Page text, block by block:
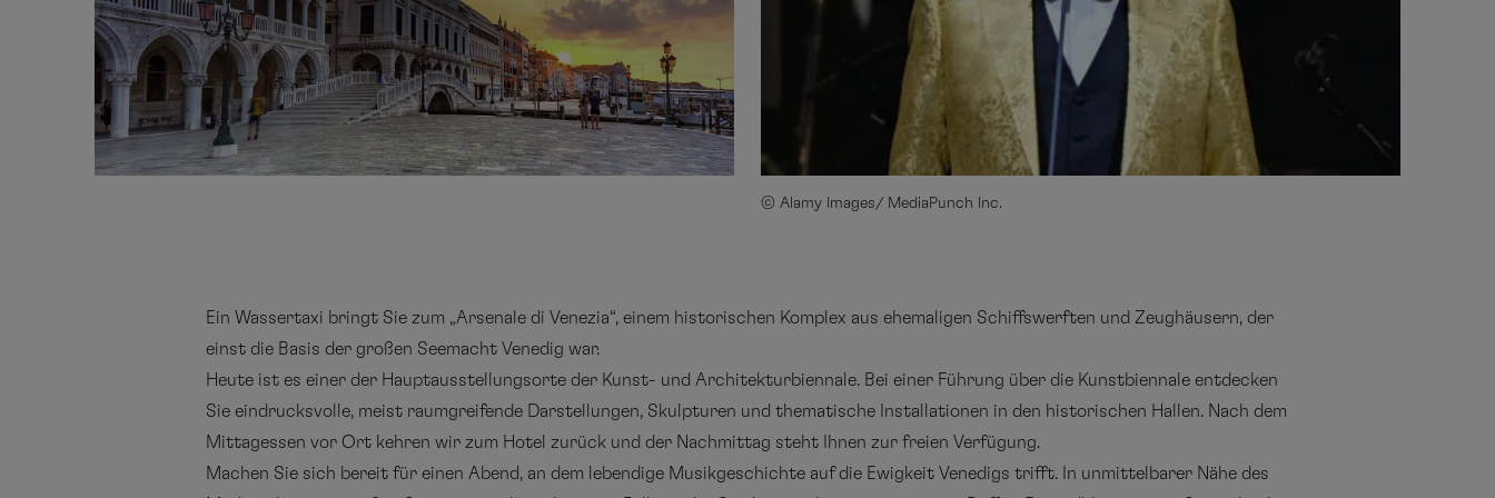
© Alamy Images/ MediaPunch Inc.
Ein Wassertaxi bringt Sie zum „Arsenale di Venezia“, einem historischen Komplex aus ehemaligen Schiffswerften und Zeughäusern, der
einst die Basis der großen Seemacht Venedig war.
Heute ist es einer der Hauptausstellungsorte der Kunst- und Architekturbiennale. Bei einer Führung über die Kunstbiennale entdecken
Sie eindrucksvolle, meist raumgreifende Darstellungen, Skulpturen und thematische Installationen in den historischen Hallen. Nach dem
Mittagessen vor Ort kehren wir zum Hotel zurück und der Nachmittag steht Ihnen zur freien Verfügung.
Machen Sie sich bereit für einen Abend, an dem lebendige Musikgeschichte auf die Ewigkeit Venedigs trifft. In unmittelbarer Nähe des